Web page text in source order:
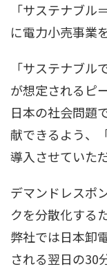
「サステナブ
に電力小売事業
「サステナブ
が想定されるピ
日本の社会問題
献できるよう、
導入させていた
デマンドレスポ
クを分散化する
弊社では日本卸
される翌日の30